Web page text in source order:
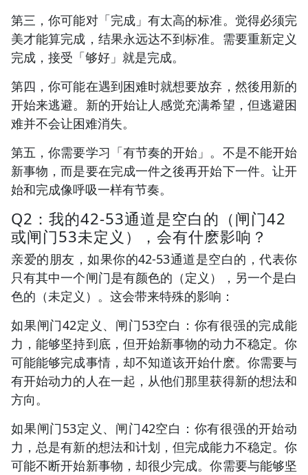
第三，你可能对「完成」有太高的标准。觉得必须完
美才能算完成，结果永远达不到标准。需要重新定义
完成，接受「够好」就是完成。
第四，你可能在遇到困难时就想要放弃，然後用新的
开始来逃避。新的开始让人感觉充满希望，但逃避困
难并不会让困难消失。
第五，你需要学习「有节奏的开始」。不是不能开始
新事物，而是要在完成一件之後再开始下一件。让开
始和完成像呼吸一样有节奏。
Q2：我的42-53通道是空白的（闸门42
或闸门53未定义），会有什麽影响？
亲爱的朋友，如果你的42-53通道是空白的，代表你
只有其中一个闸门是有颜色的（定义），另一个是白
色的（未定义）。这会带来特殊的影响：
如果闸门42定义、闸门53空白：你有很强的完成能
力，能够坚持到底，但开始新事物的动力不稳定。你
可能能够完成事情，却不知道该开始什麽。你需要与
有开始动力的人在一起，从他们那里获得新的想法和
方向。
如果闸门53定义、闸门42空白：你有很强的开始动
力，总是有新的想法和计划，但完成能力不稳定。你
可能不断开始新事物，却很少完成。你需要与能够坚